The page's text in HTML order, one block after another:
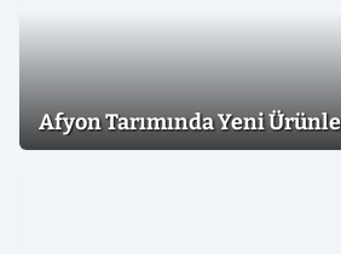
Afyon Tarımında Yeni